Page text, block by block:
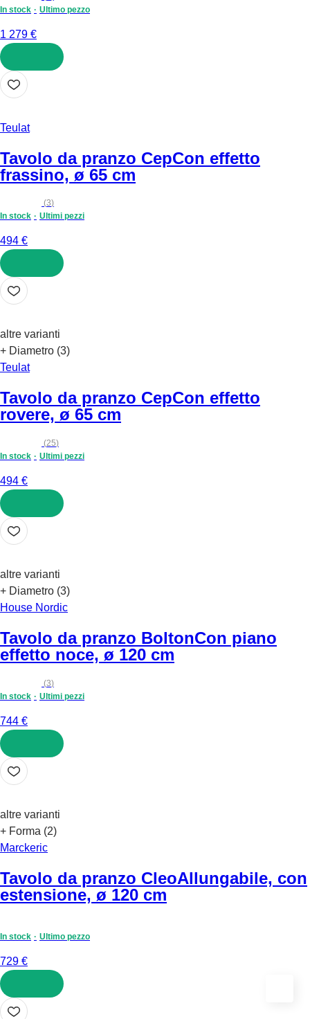
In stock
Ultimo pezzo
1 279 €
AGGIUNGI
Teulat
Tavolo da pranzo CepCon effetto
frassino, ø 65 cm
(3)
In stock
Ultimi pezzi
494 €
AGGIUNGI
altre varianti
+ Diametro (3)
Teulat
Tavolo da pranzo CepCon effetto
rovere, ø 65 cm
(25)
In stock
Ultimi pezzi
494 €
AGGIUNGI
altre varianti
+ Diametro (3)
House Nordic
Tavolo da pranzo BoltonCon piano
effetto noce, ø 120 cm
(3)
In stock
Ultimi pezzi
744 €
AGGIUNGI
altre varianti
+ Forma (2)
Marckeric
Tavolo da pranzo CleoAllungabile, con
estensione, ø 120 cm
In stock Ultimo pezzo
729 €
AGGIUNGI